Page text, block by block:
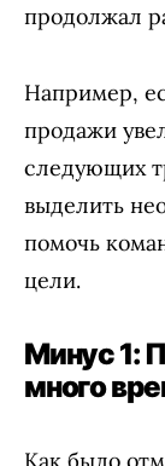
продолжал
Например,
продажи
следующих
выделить
помочь
цели.
Минус 1:
много
Как было